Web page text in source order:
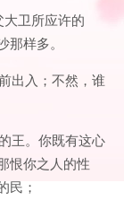
卫所应许的
样多。
出入；不然，谁
王。你既有这心
恨你之人的性
民；